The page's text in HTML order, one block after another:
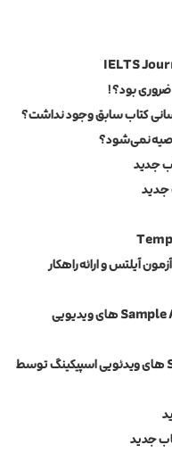
بود؟ !
کتاب سابق وجود نداشت؟
آیلتس و ارائه راهکار
برای اولین بار در ایران: Sample Answer های ویدیویی
و اینک سری جدید Sample Answer های ویدئویی اسپیکینگ توسط